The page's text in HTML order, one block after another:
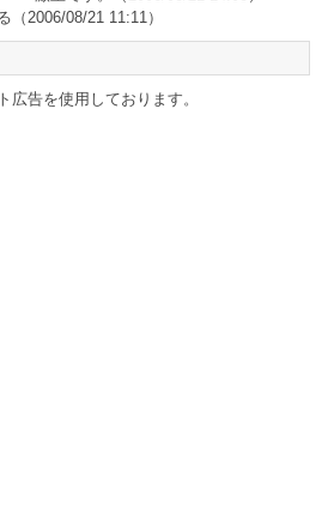
（2006/08/21 11:11）
告を使用しております。